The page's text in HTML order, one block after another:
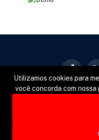
Utilizamos cookies para
você concorda com